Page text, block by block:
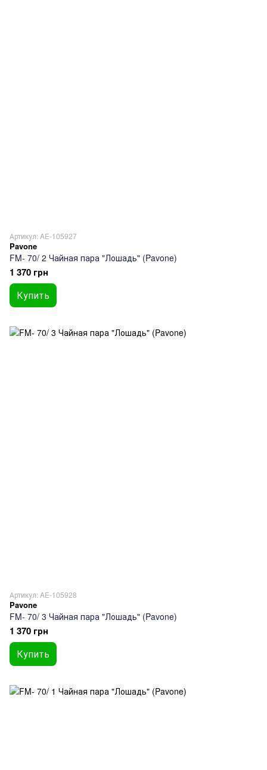
Артикул: AE-105927
Pavone
FM- 70/ 2 Чайная пара "Лошадь" (Pavone)
1 370 грн
Купить
Артикул: AE-105928
Pavone
FM- 70/ 3 Чайная пара "Лошадь" (Pavone)
1 370 грн
Купить